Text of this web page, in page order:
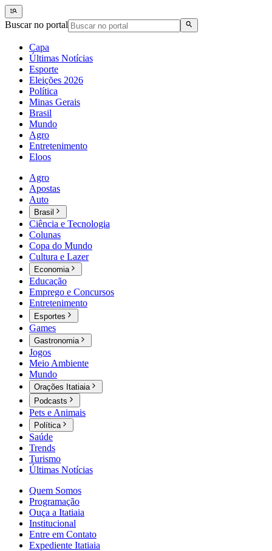
Buscar no portal
Capa
Últimas Notícias
Esporte
Eleições 2026
Política
Minas Gerais
Brasil
Mundo
Agro
Entretenimento
Eloos
Agro
Apostas
Auto
Brasil
Ciência e Tecnologia
Colunas
Copa do Mundo
Cultura e Lazer
Economia
Educação
Emprego e Concursos
Entretenimento
Esportes
Games
Gastronomia
Jogos
Meio Ambiente
Mundo
Orações Itatiaia
Podcasts
Pets e Animais
Política
Saúde
Trends
Turismo
Últimas Notícias
Quem Somos
Programação
Ouça a Itatiaia
Institucional
Entre em Contato
Expediente Itatiaia